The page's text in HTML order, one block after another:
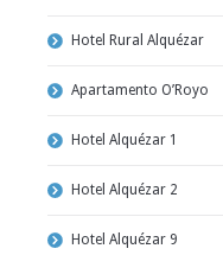
Hotel Rural Alquézar
Apartamento O’Royo
Hotel Alquézar 1
Hotel Alquézar 2
Hotel Alquézar 9